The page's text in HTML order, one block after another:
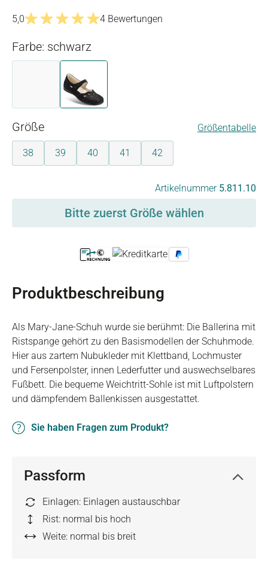
5,0
4 Bewertungen
Farbe: schwarz
(Diese Option ist zurzeit nicht verfügbar.)
schwarz
Größeauswählen Größentabelle
38 39 40 41 42
Artikelnummer 5.811.10
Bitte zuerst Größe wählen
Produktbeschreibung
Als Mary-Jane-Schuh wurde sie berühmt: Die Ballerina mit
Ristspange gehört zu den Basismodellen der Schuhmode.
Hier aus zartem Nubukleder mit Klettband, Lochmuster
und Fersenpolster, innen Lederfutter und auswechselbares
Fußbett. Die bequeme Weichtritt-Sohle ist mit Luftpolstern
und dämpfendem Ballenkissen ausgestattet.
Sie haben Fragen zum Produkt?
Passform
Einlagen: Einlagen austauschbar
Rist: normal bis hoch
Weite: normal bis breit